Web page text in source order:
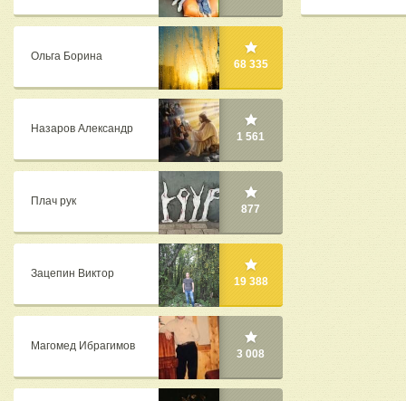
Ольга Борина
68 335
Назаров Александр
1 561
Плач рук
877
Зацепин Виктор
19 388
Магомед Ибрагимов
3 008